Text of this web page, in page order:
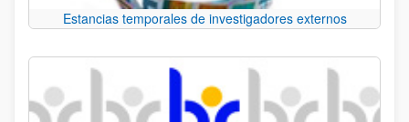
Estancias temporales de investigadores externos